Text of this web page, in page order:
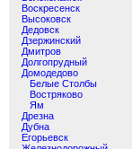
Воскресенск
Высоковск
Дедовск
Дзержинский
Дмитров
Долгопрудный
Домодедово
Белые Столбы
Востряково
Ям
Дрезна
Дубна
Егорьевск